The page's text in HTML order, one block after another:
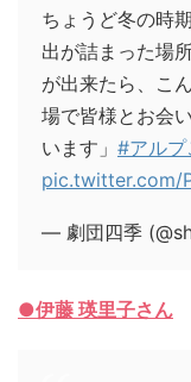
ちょうど冬の時
出が詰まった場
が出来たら、こ
場で皆様とお会
います」 #アルプ
pic.twitter.com/
— 劇団四季
●伊藤 瑛里子さん